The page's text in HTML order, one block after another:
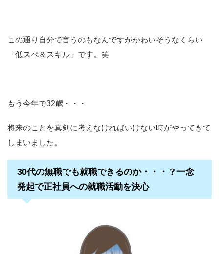
この通り自分で言うのもなんですがかわいそうなくらい
「低スぺ＆スキル」です。笑
もう今年で32歳・・・
将来のことを真剣に考えなければいけない時がやってきて
しまいました。
30代の無職でも就職できるのか・・・？一念
発起で正社員への就職活動を決心